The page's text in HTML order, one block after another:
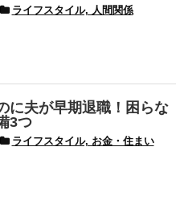
ライフスタイル, 人間関係
に夫が早期退職！困らな
3つ
ライフスタイル, お金・住まい